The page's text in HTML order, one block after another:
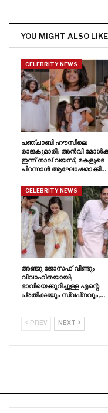
YOU MIGHT ALSO LIKE
CELEBRITY NEWS
പഞ്ചാബി ഹൗസിലെ
രാജകുമാരി; അൻവി
ഇന്ന് നാല് വയസ്, മകളുടെ
പിറന്നാൾ ആഘോഷമാക്കി…
CELEBRITY NEWS
അഞ്ജു ജോസഫ് വീണ്ടും
വിവാഹിതയായി;
ഭാവിയെക്കുറിച്ചുള്ള എന്റെ
പ്രതീക്ഷയും സ്വപ്‍നവും,…
PREV NEXT